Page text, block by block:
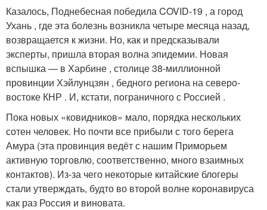
Казалось, Поднебесная победила COVID-19 , а город
Ухань , где эта болезнь возникла четыре месяца назад,
возвращается к жизни. Но, как и предсказывали
эксперты, пришла вторая волна эпидемии. Новая
вспышка — в Харбине , столице 38-миллионной
провинции Хэйлунцзян , бедного региона на северо-
востоке КНР . И, кстати, пограничного с Россией .
Пока новых «ковидников» мало, порядка нескольких
сотен человек. Но почти все прибыли с того берега
Амура (эта провинция ведёт с нашим Приморьем
активную торговлю, соответственно, много взаимных
контактов). Из-за чего некоторые китайские блогеры
стали утверждать, будто во второй волне коронавируса
как раз Россия и виновата.